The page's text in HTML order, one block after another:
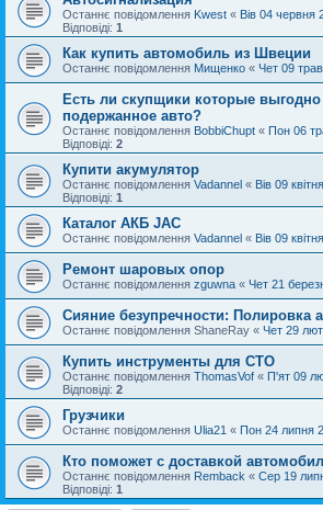
Останнє повідомлення Kwest « Вів 04 червня
Відповіді: 1
Как купить автомобиль из Швеции
Останнє повідомлення Мищенко « Чет 09
Есть ли скупщики которые
подержанное авто?
Останнє повідомлення BobbiChupt « Пон 06
Відповіді: 2
Купити акумулятор
Останнє повідомлення Vadannel « Вів 09
Відповіді: 1
Каталог АКБ JAC
Останнє повідомлення Vadannel « Вів 09
Ремонт шаровых опор
Останнє повідомлення zguwna « Чет 21
Сияние безупречности: Полировка
Останнє повідомлення ShaneRay « Чет 29
Купить инструменты для СТО
Останнє повідомлення ThomasVof « П'ят 09
Відповіді: 2
Грузчики
Останнє повідомлення Ulia21 « Пон 24 липня
Кто поможет с доставкой
Останнє повідомлення Remback « Сер 19
Відповіді: 1